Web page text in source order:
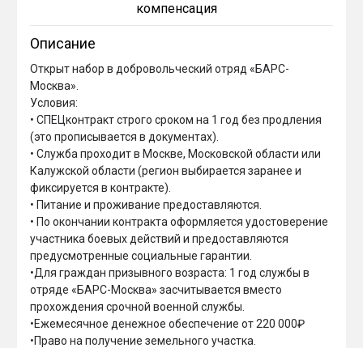
компенсация
Описание
Открыт набор в добровольческий отряд «БАРС-
Москва».
Условия:
• СПЕЦконтракт строго сроком на 1 год без продления
(это прописывается в документах).
• Служба проходит в Москве, Московской области или
Калужской области (регион выбирается заранее и
фиксируется в контракте).
• Питание и проживание предоставляются.
• По окончании контракта оформляется удостоверение
участника боевых действий и предоставляются
предусмотренные социальные гарантии.
•Для граждан призывного возраста: 1 год службы в
отряде «БАРС-Москва» засчитывается вместо
прохождения срочной военной службы.
•Ежемесячное денежное обеспечение от 220 000₽
•Право на получение земельного участка.